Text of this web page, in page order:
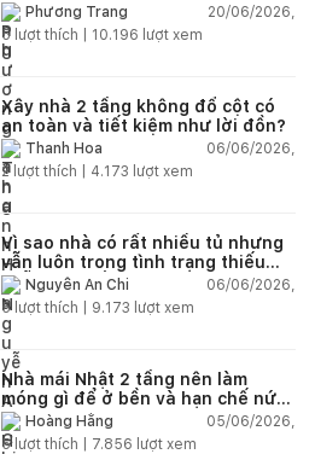
tiết và ví dụ thực tế
Phương Trang
20/06/2026,
5 lượt thích | 10.196 lượt xem
Xây nhà 2 tầng không đổ cột có
an toàn và tiết kiệm như lời đồn?
Thanh Hoa
06/06/2026,
2lượt thích | 4.173 lượt xem
Vì sao nhà có rất nhiều tủ nhưng
vẫn luôn trong tình trạng thiếu
chỗ chứa đồ?
Nguyễn An Chi
06/06/2026,
5lượt thích | 9.173 lượt xem
Nhà mái Nhật 2 tầng nên làm
móng gì để ở bền và hạn chế nứt
lún?Hoàng Hằng
05/06/2026,
5lượt thích | 7.856 lượt xem